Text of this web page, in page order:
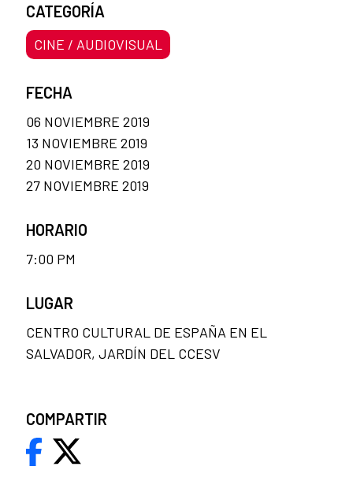
CATEGORÍA
CINE / AUDIOVISUAL
FECHA
06 NOVIEMBRE 2019
13 NOVIEMBRE 2019
20 NOVIEMBRE 2019
27 NOVIEMBRE 2019
HORARIO
7:00 PM
LUGAR
CENTRO CULTURAL DE ESPAÑA EN EL
SALVADOR, JARDÍN DEL CCESV
COMPARTIR